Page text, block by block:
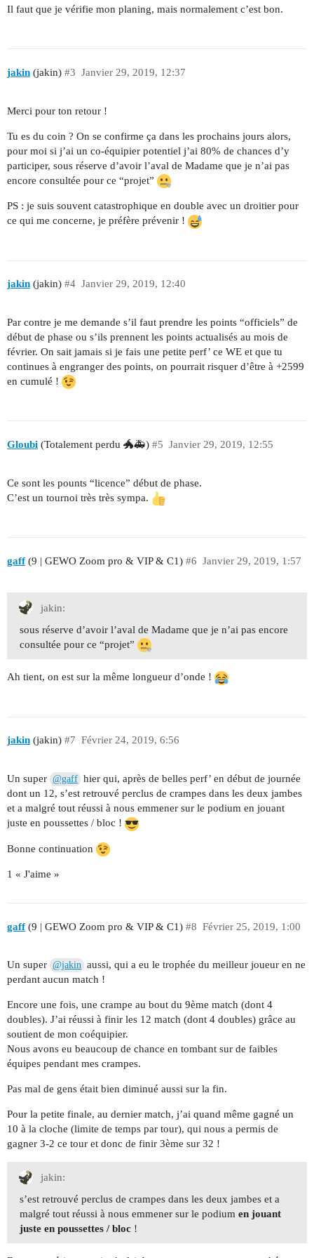
Il faut que je vérifie mon planing, mais normalement c’est bon.
jakin (jakin) Janvier 29, 2019, 12:37
#3
Merci pour ton retour !
Tu es du coin ? On se confirme ça dans les prochains jours alors,
pour moi si j’ai un co-équipier potentiel j’ai 80% de chances d’y
participer, sous réserve d’avoir l’aval de Madame que je n’ai pas
encore consultée pour ce “projet”
PS : je suis souvent catastrophique en double avec un droitier pour
ce qui me concerne, je préfère prévenir !
jakin (jakin) Janvier 29, 2019, 12:40
#4
Par contre je me demande s’il faut prendre les points “officiels” de
début de phase ou s’ils prennent les points actualisés au mois de
février. On sait jamais si je fais une petite perf’ ce WE et que tu
continues à engranger des points, on pourrait risquer d’être à +2599
en cumulé !
Gloubi (Totalement perdu 🐲🚑) Janvier 29, 2019, 12:55
#5
Ce sont les pounts “licence” début de phase.
C’est un tournoi très très sympa.
gaff(9 | GEWO Zoom pro & VIP & C1) Janvier 29, 2019, 1:57
#6
jakin:
sous réserve d’avoir l’aval de Madame que je n’ai pas encore
consultée pour ce “projet”
Ah tient, on est sur la même longueur d’onde !
jakin (jakin) Février 24, 2019, 6:56
#7
Un super @gaff hier qui, après de belles perf’ en début de journée
dont un 12, s’est retrouvé perclus de crampes dans les deux jambes
et a malgré tout réussi à nous emmener sur le podium en jouant
juste en poussettes / bloc !
Bonne continuation
1 « J'aime »
gaff(9 | GEWO Zoom pro & VIP & C1) Février 25, 2019, 1:00
#8
Un super @jakin aussi, qui a eu le trophée du meilleur joueur en ne
perdant aucun match !
Encore une fois, une crampe au bout du 9ème match (dont 4
doubles). J’ai réussi à finir les 12 match (dont 4 doubles) grâce au
soutient de mon coéquipier.
Nous avons eu beaucoup de chance en tombant sur de faibles
équipes pendant mes crampes.
Pas mal de gens était bien diminué aussi sur la fin.
Pour la petite finale, au dernier match, j’ai quand même gagné un
10 à la cloche (limite de temps par tour), qui nous a permis de
gagner 3-2 ce tour et donc de finir 3ème sur 32 !
jakin:
s’est retrouvé perclus de crampes dans les deux jambes et a
malgré tout réussi à nous emmener sur le podium en jouant
juste en poussettes / bloc !